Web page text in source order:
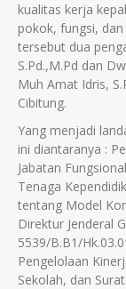
kualitas kerja
pokok, fungsi,
tersebut dua
S.Pd.,M.Pd dan
Muh Amat Idris,
Cibitung.
Yang menjadi
ini diantaranya :
Jabatan
Tenaga
tentang Model
Direktur Jenderal
5539/B.B1/
Pengelolaan
Sekolah, dan